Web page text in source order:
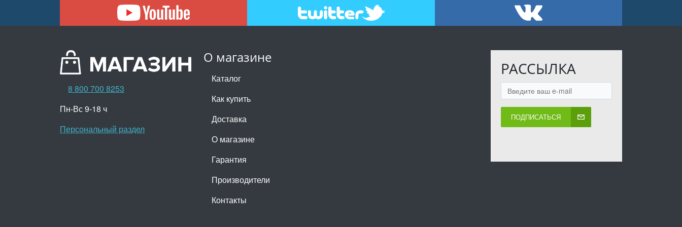
О магазине
Каталог
Как купить
Доставка
О магазине
Гарантия
Производители
Контакты
РАССЫЛКА
ПОДПИСАТЬСЯ
8 800 700 8253
Пн-Вс 9-18 ч
Персональный раздел